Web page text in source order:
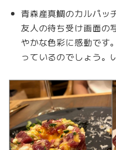
青森産真鯛のカルパッ
友人の待ち受け画面の
やかな色彩に感動です
っているのでしょう。